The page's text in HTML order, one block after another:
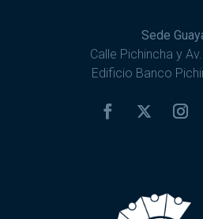
Sede
Calle Pichincha y
Edificio Banco